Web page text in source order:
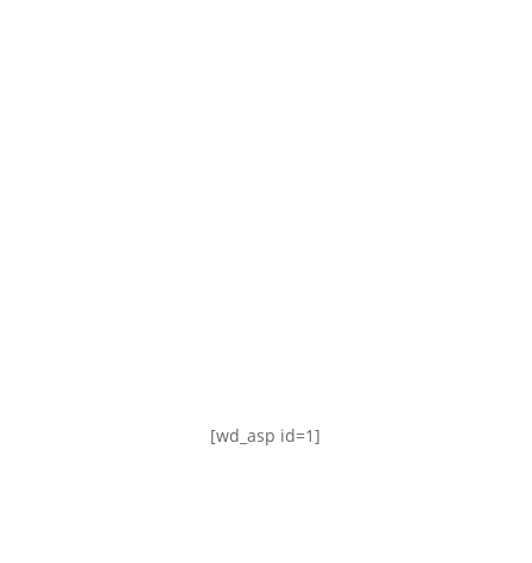
[wd_asp id=1]